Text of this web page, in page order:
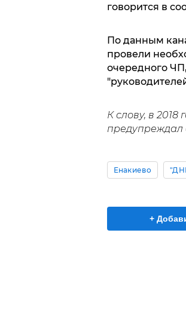
говорится в
По данным
провели
очередного
К слову, в 2018
предупреждал
Енакиево
+